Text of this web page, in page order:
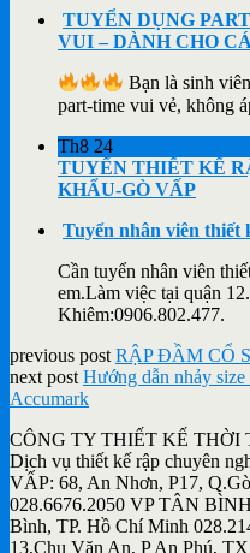
TUYỂN DỤNG
VUI – DÀNH CHO
Bạn là sinh
part-time vui vẻ, không
Th8 24
TUYỂN THIẾT KẾ
KHẨU-GÒ VẤP
Tuyển nhân viên thiết
Cần tuyển nhân viên
em.Làm việc tại quận
Khiêm:0906.802.477.
previous post RẬP ĐẦM CỔ
next post Hướng dẫn nhảy
Accumark
CÔNG TY THIẾT KẾ THỜI
Dịch vụ thiết kế rập chuyên
VẤP: 68, An Nhơn, P17,
028.6676.2050 VP TÂN
Bình, TP. Hồ Chí Minh
13,Chu Văn An, P An Phú,